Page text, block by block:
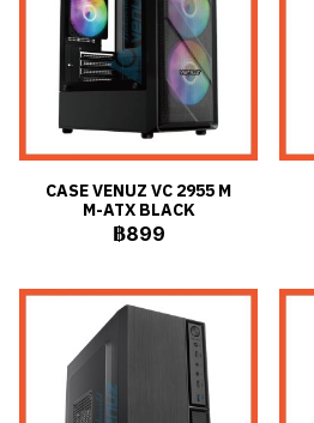
CASE VENUZ VC 2955 M
M-ATX BLACK
฿899